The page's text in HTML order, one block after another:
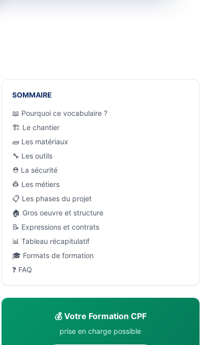
SOMMAIRE
📖 Pourquoi ce vocabulaire ?
🏗️ Le chantier
🧱 Les matériaux
🔧 Les outils
⛑️ La sécurité
👷 Les métiers
📋 Les phases du projet
🏠 Gros oeuvre et structure
📝 Expressions et contrats
📊 Tableau récapitulatif
🎓 Formats de formation
❓ FAQ
💰 Votre Formation CPF
prise en charge possible